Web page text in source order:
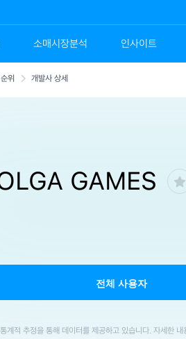
소매시장분석 인사이트
위 개발사 상세
GAMES
전체 사용자
계적 추정을 통해 데이터를 제공하고 있습니다. 자세한